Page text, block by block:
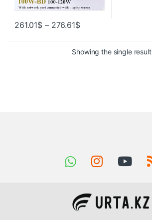
261.01$ – 276.61$
Showing the single result